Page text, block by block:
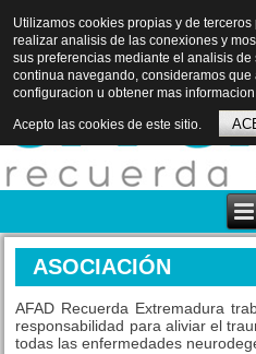
ASOCIACIÓN
AFAD Recuerda Extremadura
responsabilidad para aliviar el
todas las enfermedades
Utilizamos cookies propias y de
realizar analisis de las conexiones y
sus preferencias mediante el analisis
continua navegando, consideramos
configuracion u obtener mas informacion
Acepto las cookies de este sitio.